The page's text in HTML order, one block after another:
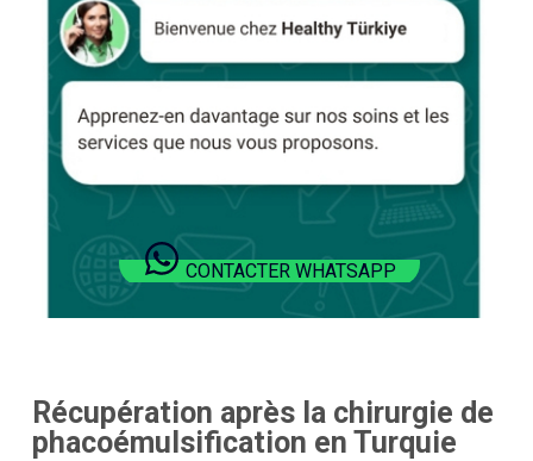
CONTACTER WHATSAPP
Récupération après la chirurgie de
phacoémulsification en Turquie